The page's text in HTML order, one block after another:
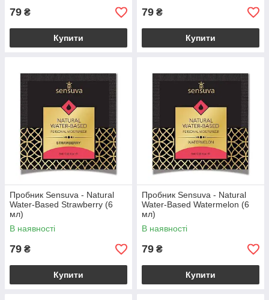
79 ₴
Купити
79 ₴
Купити
Пробник Sensuva - Natural
Water-Based Strawberry (6
мл)
В наявності
79 ₴
Купити
Пробник Sensuva - Natural
Water-Based Watermelon (6
мл)
В наявності
79 ₴
Купити